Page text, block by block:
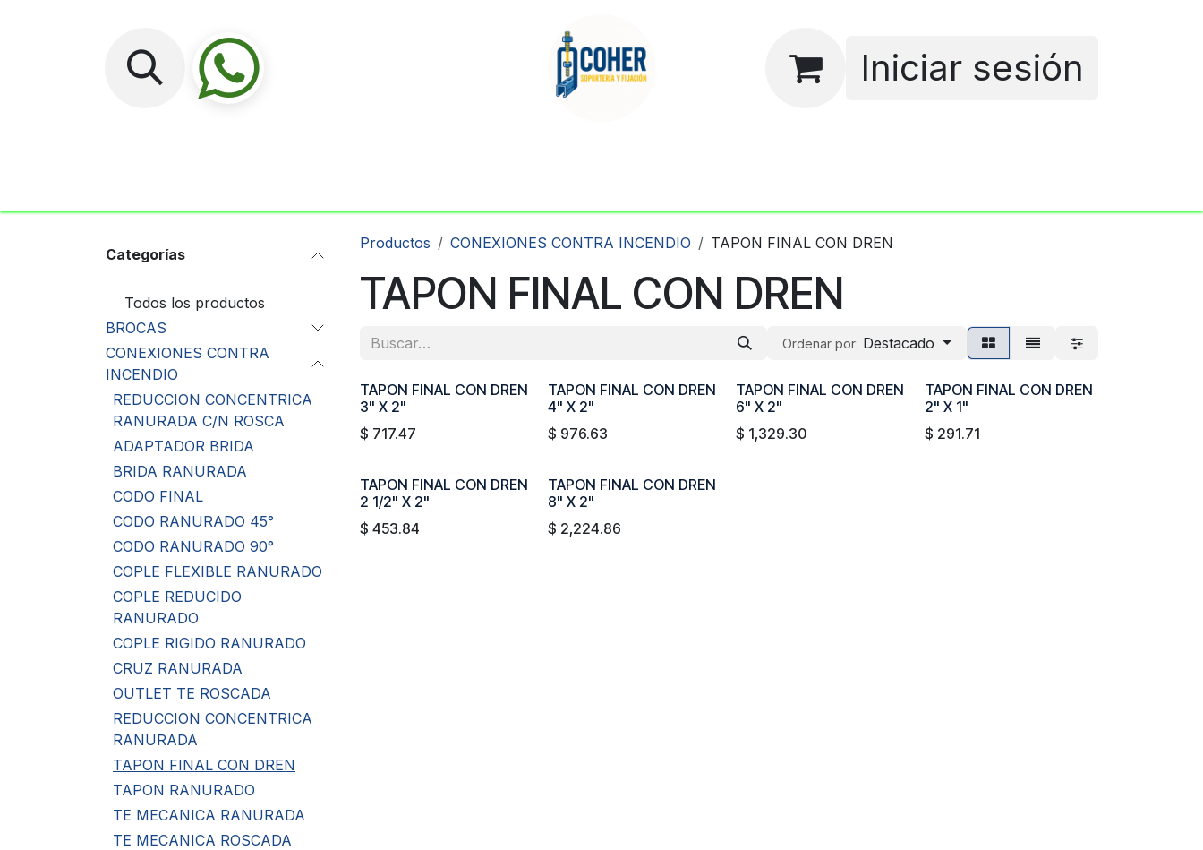
Iniciar sesión
Categorías
Todos los productos
BROCAS
CONEXIONES CONTRA
INCENDIO
REDUCCION CONCENTRICA
RANURADA C/N ROSCA
ADAPTADOR BRIDA
BRIDA RANURADA
CODO FINAL
CODO RANURADO 45°
CODO RANURADO 90°
COPLE FLEXIBLE RANURADO
COPLE REDUCIDO
RANURADO
COPLE RIGIDO RANURADO
CRUZ RANURADA
OUTLET TE ROSCADA
REDUCCION CONCENTRICA
RANURADA
TAPON FINAL CON DREN
TAPON RANURADO
TE MECANICA RANURADA
TE MECANICA ROSCADA
Productos CONEXIONES CONTRA INCENDIO TAPON FINAL CON DREN
TAPON FINAL CON DREN
Ordenar por: Destacado
TAPON FINAL CON DREN
3" X 2"
$ 717.47
TAPON FINAL CON DREN
4" X 2"
$ 976.63
TAPON FINAL CON DREN
6" X 2"
$ 1,329.30
TAPON FINAL CON DREN
2" X 1"
$ 291.71
TAPON FINAL CON DREN
2 1/2" X 2"
$ 453.84
TAPON FINAL CON DREN
8" X 2"
$ 2,224.86